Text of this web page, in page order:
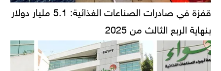
قفزة في صادرات الصناعات الغذائية: 5.1 مليار دولار
بنهاية الربع الثالث من 2025